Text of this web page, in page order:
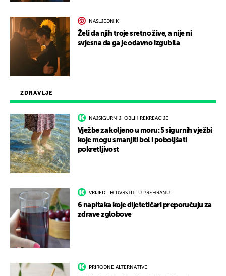
ZDRAVLJE
NAJSIGURNIJI OBLIK REKREACIJE
Vježbe za koljeno u moru: 5 sigurnih vježbi
koje mogu smanjiti bol i poboljšati
pokretljivost
VRIJEDI IH UVRSTITI U PREHRANU
6 napitaka koje dijetetičari preporučuju za
zdrave zglobove
PRIRODNE ALTERNATIVE
NASLJEDNIK
Želi da njih troje sretno žive, a nije ni
svjesna da ga je odavno izgubila